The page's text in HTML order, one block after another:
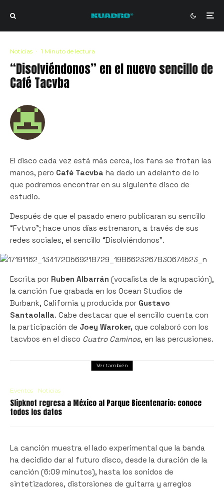
Noticias · 1 Minuto de lectura
“Disolviéndonos” en el nuevo sencillo de
Café Tacvba
El disco cada vez está más cerca, los fans se frotan las
manos, pero Café Tacvba ha dado un adelanto de lo
que podremos encontrar en su siguiente disco de
estudio.
Después de que el pasado enero publicaran su sencillo
“Fvtvro”; hace unos días estrenaron, a través de sus
redes sociales, el sencillo “Disolviéndonos”.
Escrita por Ruben Albarrán (vocalista de la agrupación),
la canción fue grabada en los Ocean Studios de
Burbank, California y producida por Gustavo
Santaolalla. Cabe destacar que el sencillo cuenta con
la participación de Joey Waroker, que colaboró con los
tacvbos en el disco Cuatro Caminos, en las percusiones.
Ver también
Eventos Noticias
Slipknot regresa a México al Parque Bicentenario; conoce
todos los datos
La canción muestra el lado experimental que la banda
ha decidido dar al futuro disco, desde la duración de la
canción (6:09 minutos), hasta los sonidos de
sintetizadores, distorsiones de guitarra y arreglos